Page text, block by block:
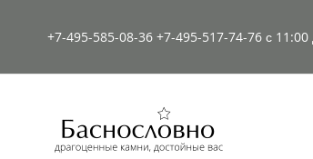
содержимому
+7-495-585-08-36 +7-495-517-74-76 с 11:00